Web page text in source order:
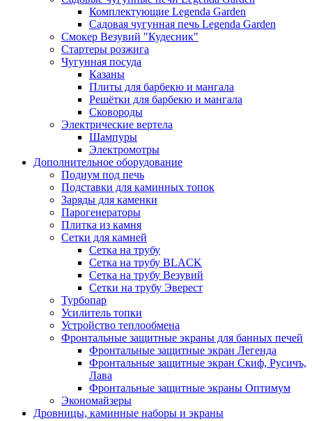
Комплектующие Legenda Garden
Садовая чугунная печь Legenda Garden
Смокер Везувий "Кудесник"
Стартеры розжига
Чугунная посуда
Казаны
Плиты для барбекю и мангала
Решётки для барбекю и мангала
Сковороды
Электрические вертела
Шампуры
Электромотры
Дополнительное оборудование
Подиум под печь
Подставки для каминных топок
Заряды для каменки
Парогенераторы
Плитка из камня
Сетки для камней
Сетка на трубу
Сетка на трубу BLACK
Сетка на трубу Везувий
Сетки на трубу Эверест
Турбопар
Усилитель топки
Устройство теплообмена
Фронтальные защитные экраны для банных печей
Фронтальные защитные экран Легенда
Фронтальные защитные экран Скиф, Русичъ,
Лава
Фронтальные защитные экраны Оптимум
Экономайзеры
Дровницы, каминные наборы и экраны